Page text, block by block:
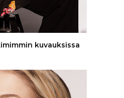
kuvauksissa